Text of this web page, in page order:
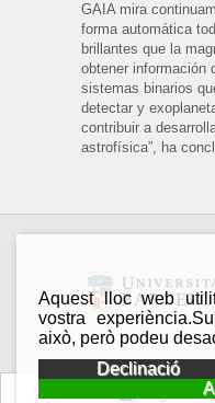
GAIA mira
forma automática
brillantes que la
obtener información
sistemas binarios
detectar y
contribuir a
astrofísica”, ha
Aquest lloc web
vostra
això, però podeu
Declinació